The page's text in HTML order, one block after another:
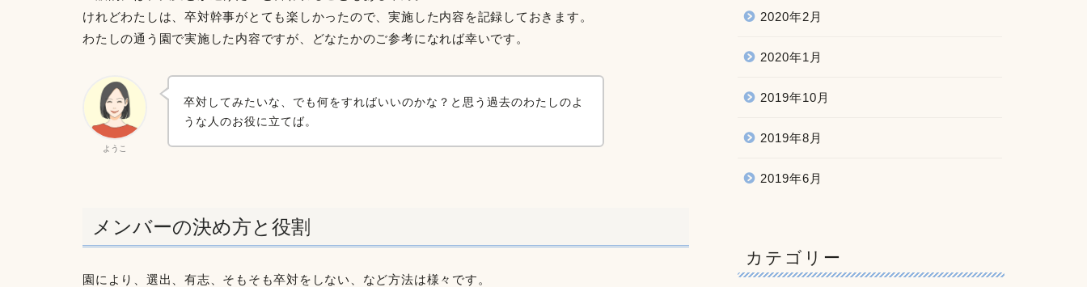
けれどわたしは、卒対幹事がとても楽しかったので、実施した内容を記録しておきます。
わたしの通う園で実施した内容ですが、どなたかのご参考になれば幸いです。
ようこ
卒対してみたいな、でも何をすればいいのかな？と思う過去のわたしのよ
うな人のお役に立てば。
メンバーの決め方と役割
園により、選出、有志、そもそも卒対をしない、など方法は様々です。
2020年2月
2020年1月
2019年10月
2019年8月
2019年6月
カテゴリー